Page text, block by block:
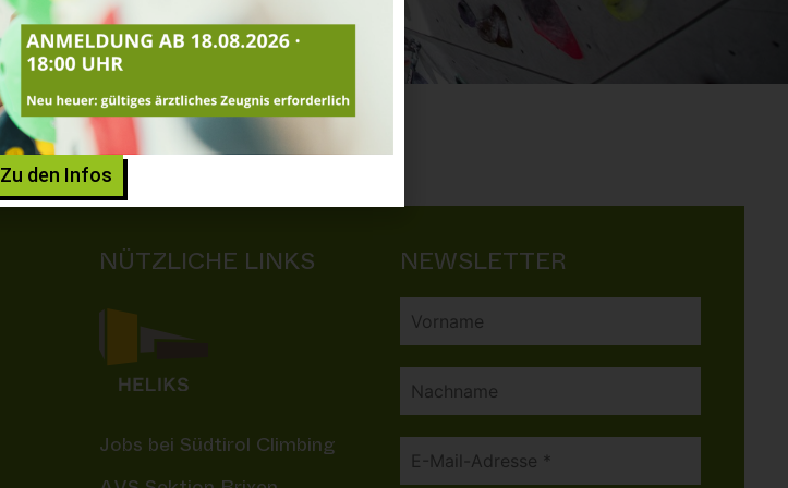
NÜTZLICHE LINKS
Jobs bei Südtirol Climbing
NEWSLETTER
Zu den Infos